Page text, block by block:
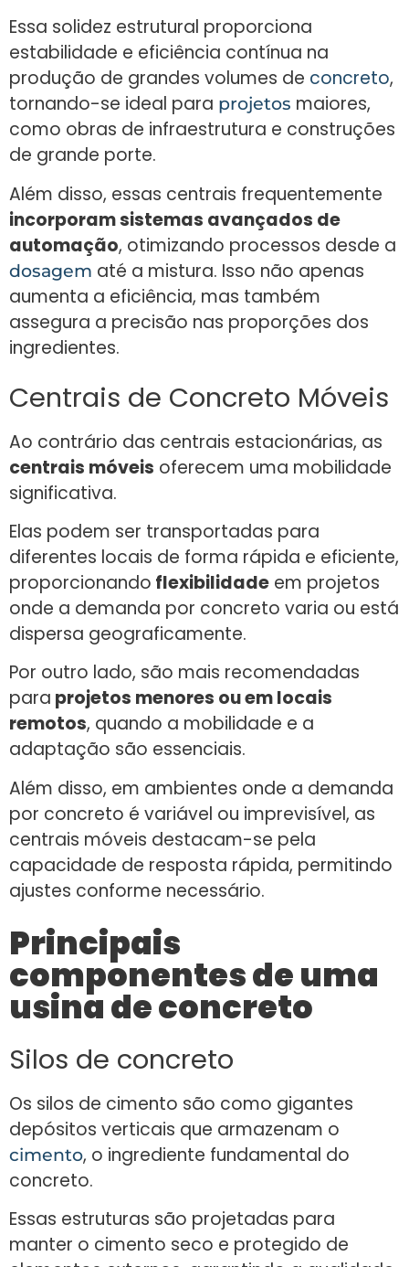
Essa solidez estrutural proporciona
estabilidade e eficiência contínua na
produção de grandes volumes de concreto,
tornando-se ideal para projetos maiores,
como obras de infraestrutura e construções
de grande porte.
Além disso, essas centrais frequentemente
incorporam sistemas avançados de
automação, otimizando processos desde a
dosagem até a mistura. Isso não apenas
aumenta a eficiência, mas também
assegura a precisão nas proporções dos
ingredientes.
Centrais de Concreto Móveis
Ao contrário das centrais estacionárias, as
centrais móveis oferecem uma mobilidade
significativa.
Elas podem ser transportadas para
diferentes locais de forma rápida e eficiente,
proporcionando flexibilidade em projetos
onde a demanda por concreto varia ou está
dispersa geograficamente.
Por outro lado, são mais recomendadas
para projetos menores ou em locais
remotos, quando a mobilidade e a
adaptação são essenciais.
Além disso, em ambientes onde a demanda
por concreto é variável ou imprevisível, as
centrais móveis destacam-se pela
capacidade de resposta rápida, permitindo
ajustes conforme necessário.
Principais
componentes de uma
usina de concreto
Silos de concreto
Os silos de cimento são como gigantes
depósitos verticais que armazenam o
cimento, o ingrediente fundamental do
concreto.
Essas estruturas são projetadas para
manter o cimento seco e protegido de